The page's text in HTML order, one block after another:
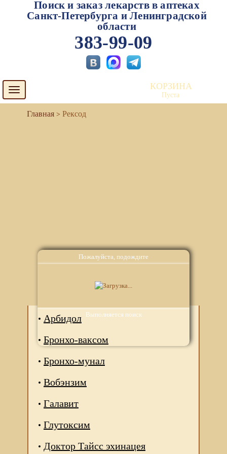
Пожалуйста, подождите
Выполняется поиск
Поиск и заказ лекарств в аптеках
Санкт-Петербурга и Ленинградской
области
383-99-09
Toggle
navigation
КОРЗИНА
Пуста
Рексод
Аналоги
Арбидол
Бронхо-ваксом
Бронхо-мунал
Вобэнзим
Галавит
Глутоксим
Доктор Тайсс эхинацея